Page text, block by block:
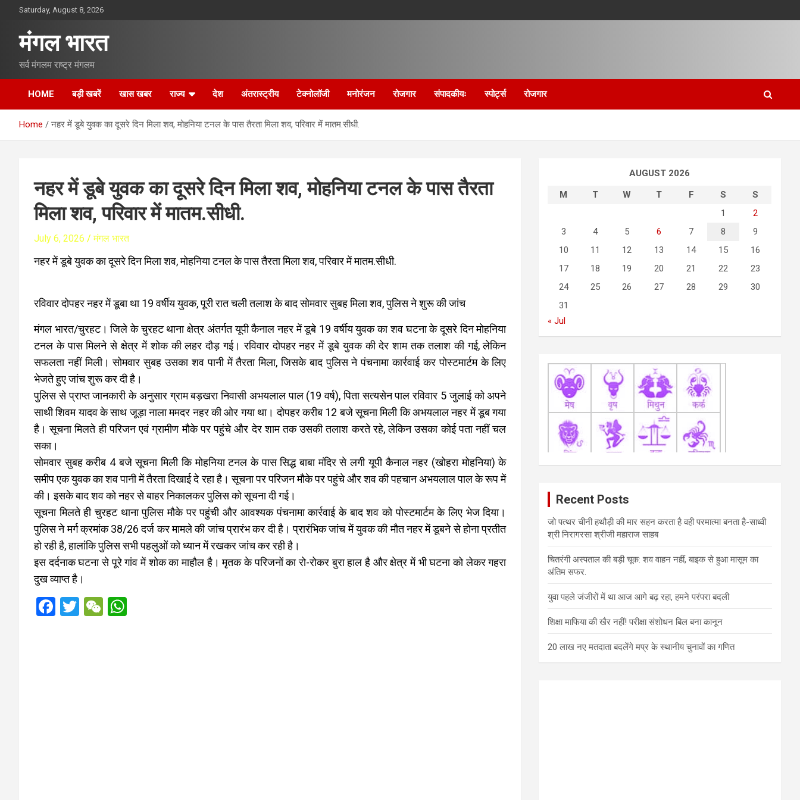
c
n
Saturday, August 8, 2026
मंगल भारत
सर्व मंगलम राष्ट्र मंगलम
HOME बड़ी खबरें खास खबर राज्य देश अंतरास्ट्रीय टेक्नोलॉजी मनोरंजन रोजगार संपादकीयः स्पोर्ट्स रोजगार
Home नहर में डूबे युवक का दूसरे दिन मिला शव, मोहनिया टनल के पास तैरता मिला शव, परिवार में मातम.सीधी.
नहर में डूबे युवक का दूसरे दिन मिला शव, मोहनिया टनल के पास तैरता
मिला शव, परिवार में मातम.सीधी.
July 6, 2026 मंगल भारत
नहर में डूबे युवक का दूसरे दिन मिला शव, मोहनिया टनल के पास तैरता मिला शव, परिवार में मातम.सीधी.
रविवार दोपहर नहर में डूबा था 19 वर्षीय युवक, पूरी रात चली तलाश के बाद सोमवार सुबह मिला शव, पुलिस ने शुरू की जांच
मंगल भारत/चुरहट। जिले के चुरहट थाना क्षेत्र अंतर्गत यूपी कैनाल नहर में डूबे 19 वर्षीय युवक का शव घटना के दूसरे दिन मोहनिया
टनल के पास मिलने से क्षेत्र में शोक की लहर दौड़ गई। रविवार दोपहर नहर में डूबे युवक की देर शाम तक तलाश की गई, लेकिन
सफलता नहीं मिली। सोमवार सुबह उसका शव पानी में तैरता मिला, जिसके बाद पुलिस ने पंचनामा कार्रवाई कर पोस्टमार्टम के लिए
भेजते हुए जांच शुरू कर दी है।
पुलिस से प्राप्त जानकारी के अनुसार ग्राम बड़खरा निवासी अभयलाल पाल (19 वर्ष), पिता सत्यसेन पाल रविवार 5 जुलाई को अपने
साथी शिवम यादव के साथ जूड़ा नाला ममदर नहर की ओर गया था। दोपहर करीब 12 बजे सूचना मिली कि अभयलाल नहर में डूब गया
है। सूचना मिलते ही परिजन एवं ग्रामीण मौके पर पहुंचे और देर शाम तक उसकी तलाश करते रहे, लेकिन उसका कोई पता नहीं चल
सका।
सोमवार सुबह करीब 4 बजे सूचना मिली कि मोहनिया टनल के पास सिद्ध बाबा मंदिर से लगी यूपी कैनाल नहर (खोहरा मोहनिया) के
समीप एक युवक का शव पानी में तैरता दिखाई दे रहा है। सूचना पर परिजन मौके पर पहुंचे और शव की पहचान अभयलाल पाल के रूप में
की। इसके बाद शव को नहर से बाहर निकालकर पुलिस को सूचना दी गई।
सूचना मिलते ही चुरहट थाना पुलिस मौके पर पहुंची और आवश्यक पंचनामा कार्रवाई के बाद शव को पोस्टमार्टम के लिए भेज दिया।
पुलिस ने मर्ग क्रमांक 38/26 दर्ज कर मामले की जांच प्रारंभ कर दी है। प्रारंभिक जांच में युवक की मौत नहर में डूबने से होना प्रतीत
हो रही है, हालांकि पुलिस सभी पहलुओं को ध्यान में रखकर जांच कर रही है।
इस दर्दनाक घटना से पूरे गांव में शोक का माहौल है। मृतक के परिजनों का रो-रोकर बुरा हाल है और क्षेत्र में भी घटना को लेकर गहरा
दुख व्याप्त है।
F
T
W
AUGUST 2026
M
T W T F S
S
1
2
3
4 5 6 7 8
9
10
11 12 13 14 15
16
17
18 19 20 21 22
23
24
25 26 27 28 29
30
31
« Jul
Recent Posts
जो पत्थर चीनी हथौड़ी की मार सहन करता है वही परमात्मा बनता है-साध्वी
श्री निरागरसा श्रीजी महाराज साहब
चितरंगी अस्पताल की बड़ी चूक: शव वाहन नहीं, बाइक से हुआ मासूम का
अंतिम सफर.
युवा पहले जंजीरों में था आज आगे बढ़ रहा, हमने परंपरा बदली
शिक्षा माफिया की खैर नहीं! परीक्षा संशोधन बिल बना कानून
20 लाख नए मतदाता बदलेंगे मप्र के स्थानीय चुनावों का गणित